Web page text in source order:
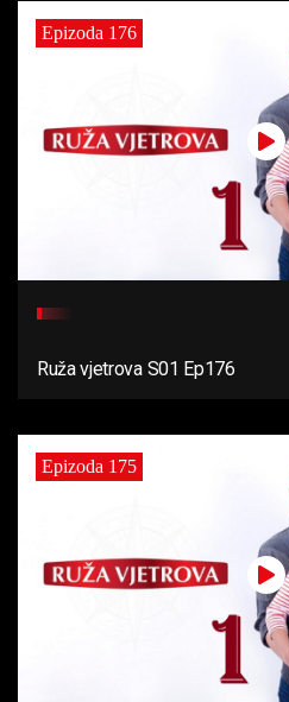
Epizoda 176
Ruža vjetrova S01 Ep176
Epizoda 175